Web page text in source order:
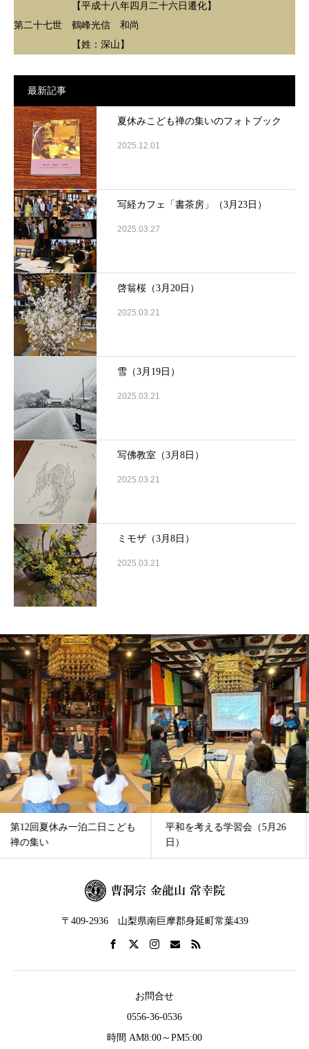
【平成十八年四月二十六日遷化】
第二十七世 鶴峰光信 和尚
【姓：深山】
最新記事
夏休みこども禅の集いのフォトブック
2025.12.01
写経カフェ「書茶房」（3月23日）
2025.03.27
啓翁桜（3月20日）
2025.03.21
雪（3月19日）
2025.03.21
写佛教室（3月8日）
2025.03.21
ミモザ（3月8日）
2025.03.21
平和を考える学習会（5月26
日）
やまゆりが咲きました（7月
12日）
〒409-2936 山梨県南巨摩郡身延町常葉439
お問合せ
0556-36-0536
時間 AM8:00～PM5:00